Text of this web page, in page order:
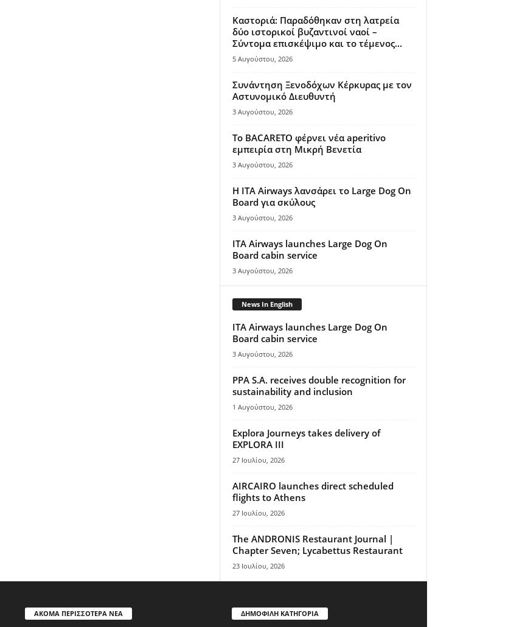
Καστοριά: Παραδόθηκαν στη λατρεία
δύο ιστορικοί βυζαντινοί ναοί –
Σύντομα επισκέψιμο και το τέμενος...
5 Αυγούστου, 2026
Συνάντηση Ξενοδόχων Κέρκυρας με τον
Αστυνομικό Διευθυντή
3 Αυγούστου, 2026
Το BACARETO φέρνει νέα aperitivo
εμπειρία στη Μικρή Βενετία
3 Αυγούστου, 2026
Η ITA Airways λανσάρει το Large Dog On
Board για σκύλους
3 Αυγούστου, 2026
ITA Airways launches Large Dog On
Board cabin service
3 Αυγούστου, 2026
News In English
ITA Airways launches Large Dog On
Board cabin service
3 Αυγούστου, 2026
PPA S.A. receives double recognition for
sustainability and inclusion
1 Αυγούστου, 2026
Explora Journeys takes delivery of
EXPLORA III
27 Ιουλίου, 2026
AIRCAIRO launches direct scheduled
flights to Athens
27 Ιουλίου, 2026
The ANDRONIS Restaurant Journal |
Chapter Seven; Lycabettus Restaurant
23 Ιουλίου, 2026
ΑΚΟΜΑ ΠΕΡΙΣΣΟΤΕΡΑ ΝΕΑ ΔΗΜΟΦΙΛΗ ΚΑΤΗΓΟΡΙΑ